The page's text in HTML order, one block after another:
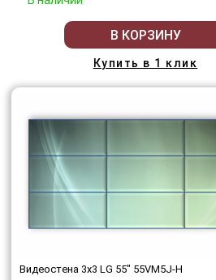
В КОРЗИНУ
Купить в 1 клик
Видеостена 3x3 LG 55" 55VM5J-H